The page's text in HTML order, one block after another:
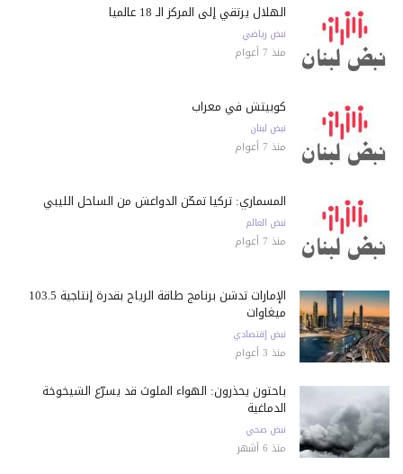
الهلال يرتقي إلى المركز الـ 18 عالمياً
نبض رياضي
منذ 7 أعوام
كوبيتش في معراب
نبض لبنان
منذ 7 أعوام
المسماري: تركيا تمكّن الدواعش من الساحل الليبي
نبض العالم
منذ 7 أعوام
الإمارات تدشن برنامج طاقة الرياح بقدرة إنتاجية 103.5
ميغاوات
نبض إقتصادي
منذ 3 أعوام
باحثون يحذرون: الهواء الملوث قد يسرّع الشيخوخة
الدماغية
نبض صحي
منذ 6 أشهر